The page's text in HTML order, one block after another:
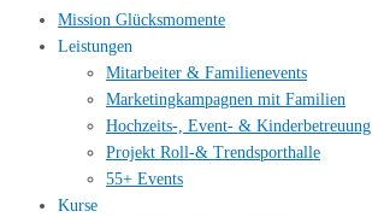
Mission Glücksmomente
Leistungen
Mitarbeiter & Familienevents
Marketingkampagnen mit Familien
Hochzeits-, Event- & Kinderbetreuung
Projekt Roll-& Trendsporthalle
55+ Events
Kurse